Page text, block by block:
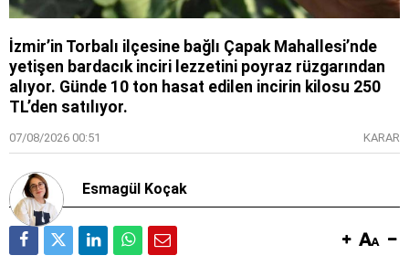
İzmir’in Torbalı ilçesine bağlı Çapak Mahallesi’nde
yetişen bardacık inciri lezzetini poyraz rüzgarından
alıyor. Günde 10 ton hasat edilen incirin kilosu 250
TL’den satılıyor.
07/08/2026 00:51 KARAR
Esmagül Koçak